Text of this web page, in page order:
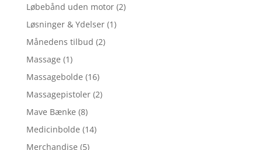
Løbebånd uden motor (2)
Løsninger & Ydelser (1)
Månedens tilbud (2)
Massage (1)
Massagebolde (16)
Massagepistoler (2)
Mave Bænke (8)
Medicinbolde (14)
Merchandise (5)